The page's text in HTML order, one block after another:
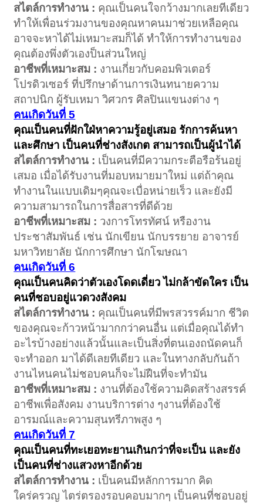
สไตล์การทำงาน : คุณเป็นคนใจกว้างมากเลยทีเดียว
ทำให้เพื่อนร่วมงานของคุณหาคนมาช่วยเหลือคุณ
อาจจะหาได้ไม่เหมาะสมก็ได้ ทำให้การทำงานของ
คุณต้องพึ่งตัวเองป็นส่วนใหญ่
อาชีพที่เหมาะสม : งานเกี่ยวกับคอมพิวเตอร์
โปรดิวเซอร์ ที่ปรึกษาด้านการเงินทนายความ
สถาปนิก ผู้รับเหมา วิศวกร ศิลปินแขนงต่าง ๆ
คนเกิดวันที่ 5
คุณเป็นคนที่ฝักใฝ่หาความรู้อยู่เสมอ รักการค้นหา
และศึกษา เป็นคนที่ช่างสังเกต สามารถเป็นผู้นำได้
สไตล์การทำงาน : เป็นคนที่มีความกระตือรือร้นอยู่
เสมอ เมื่อได้รับงานที่มอบหมายมาใหม่ แต่ถ้าคุณ
ทำงานในแบบเดิมๆคุณจะเบื่อหน่ายเร็ว และยังมี
ความสามารถในการสื่อสารที่ดีด้วย
อาชีพที่เหมาะสม : วงการโทรทัศน์ หรืองาน
ประชาสัมพันธ์ เช่น นักเขียน นักบรรยาย อาจารย์
มหาวิทยาลัย นักการศึกษา นักโฆษณา
คนเกิดวันที่ 6
คุณเป็นคนคิดว่าตัวเองโดดเดี่ยว ไม่กล้าขัดใคร เป็น
คนที่ชอบอยู่แวดวงสังคม
สไตล์การทำงาน : คุณเป็นคนที่มีพรสวรรค์มาก ชีวิต
ของคุณจะก้าวหน้ามากกว่าคนอื่น แต่เมื่อคุณได้ทำ
อะไรบ้างอย่างแล้วนั้นและเป็นสิ่งที่ตนเองถนัดคนก็
จะทำออก มาได้ดีเลยทีเดียว และในทางกลับกันถ้า
งานไหนคนไม่ชอบคนก็จะไม่ฝืนที่จะทำมัน
อาชีพที่เหมาะสม : งานที่ต้องใช้ความคิดสร้างสรรค์
อาชีพเพื่อสังคม งานบริการต่าง ๆงานที่ต้องใช้
อารมณ์และความสุนทรีภาพสูง ๆ
คนเกิดวันที่ 7
คุณเป็นคนที่ทะเยอทะยานเกินกว่าที่จะเป็น และยัง
เป็นคนที่ช่างแสวงหาอีกด้วย
สไตล์การทำงาน : เป็นคนมีหลักการมาก คิด
ใคร่ครวญ ไตร่ตรองรอบคอบมากๆ เป็นคนที่ชอบอยู่